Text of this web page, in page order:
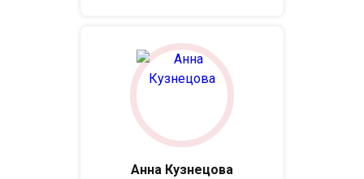
Анна Кузнецова